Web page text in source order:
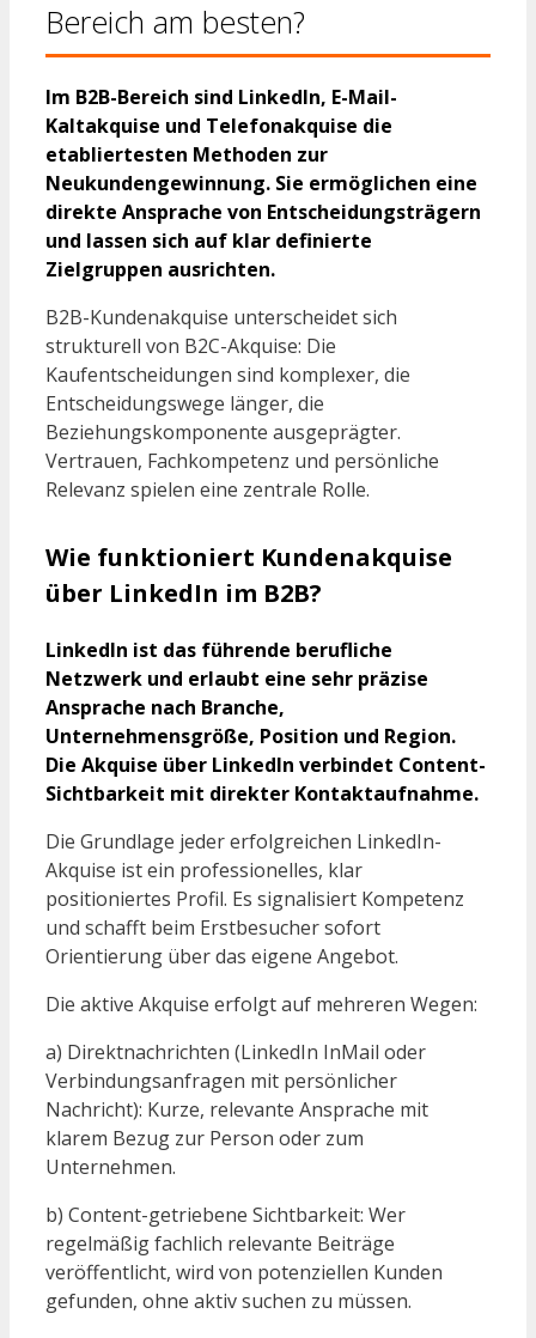
Bereich am besten?
Im B2B-Bereich sind LinkedIn, E-Mail-
Kaltakquise und Telefonakquise die
etabliertesten Methoden zur
Neukundengewinnung. Sie ermöglichen eine
direkte Ansprache von Entscheidungsträgern
und lassen sich auf klar definierte
Zielgruppen ausrichten.
B2B-Kundenakquise unterscheidet sich
strukturell von B2C-Akquise: Die
Kaufentscheidungen sind komplexer, die
Entscheidungswege länger, die
Beziehungskomponente ausgeprägter.
Vertrauen, Fachkompetenz und persönliche
Relevanz spielen eine zentrale Rolle.
Wie funktioniert Kundenakquise
über LinkedIn im B2B?
LinkedIn ist das führende berufliche
Netzwerk und erlaubt eine sehr präzise
Ansprache nach Branche,
Unternehmensgröße, Position und Region.
Die Akquise über LinkedIn verbindet Content-
Sichtbarkeit mit direkter Kontaktaufnahme.
Die Grundlage jeder erfolgreichen LinkedIn-
Akquise ist ein professionelles, klar
positioniertes Profil. Es signalisiert Kompetenz
und schafft beim Erstbesucher sofort
Orientierung über das eigene Angebot.
Die aktive Akquise erfolgt auf mehreren Wegen:
a) Direktnachrichten (LinkedIn InMail oder
Verbindungsanfragen mit persönlicher
Nachricht): Kurze, relevante Ansprache mit
klarem Bezug zur Person oder zum
Unternehmen.
b) Content-getriebene Sichtbarkeit: Wer
regelmäßig fachlich relevante Beiträge
veröffentlicht, wird von potenziellen Kunden
gefunden, ohne aktiv suchen zu müssen.